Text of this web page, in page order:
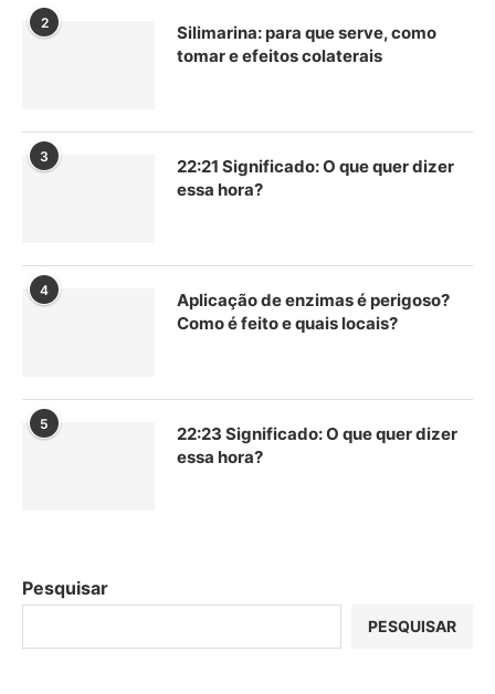
2
Silimarina: para que serve, como
tomar e efeitos colaterais
3
22:21 Significado: O que quer dizer
essa hora?
4
Aplicação de enzimas é perigoso?
Como é feito e quais locais?
5
22:23 Significado: O que quer dizer
essa hora?
Pesquisar
PESQUISAR